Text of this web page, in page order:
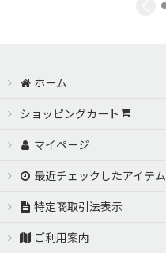
ホーム
ショッピングカート
マイページ
最近チェックしたアイテム
特定商取引法表示
ご利用案内